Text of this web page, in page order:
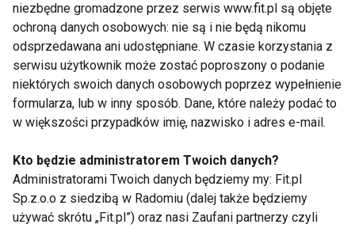
Podobnie działa jogurt naturalny. Dzięki wysokiej
zawartości wody i białka pomaga nie tylko utrzymać
nawodnienie, ale również zapewnia uczucie sytości.
Najlepiej wybierać produkty bez dodatku cukru i
łączyć je ze świeżymi owocami sezonowymi.
8. Chłodniki i lekkie zupy
Choć wiele osób zapomina o zupach latem, chłodniki
należą do najlepszych produktów wspierających
niezbędne gromadzone przez serwis www.fit.pl są objęte
ochroną danych osobowych: nie są i nie będą nikomu
odsprzedawana ani udostępniane. W czasie korzystania z
serwisu użytkownik może zostać poproszony o podanie
niektórych swoich danych osobowych poprzez wypełnienie
formularza, lub w inny sposób. Dane, które należy podać to
w większości przypadków imię, nazwisko i adres e-mail.
Kto będzie administratorem Twoich danych?
Administratorami Twoich danych będziemy my: Fit.pl
Sp.z.o.o z siedzibą w Radomiu (dalej także będziemy
używać skrótu „Fit.pl”) oraz nasi Zaufani partnerzy czyli